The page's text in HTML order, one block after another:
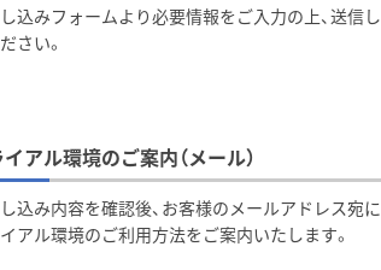
込みフォームより必要情報をご入力の上、送信し
さい。
イアル環境のご案内（メール）
込み内容を確認後、お客様のメールアドレス宛に
アル環境のご利用方法をご案内いたします。